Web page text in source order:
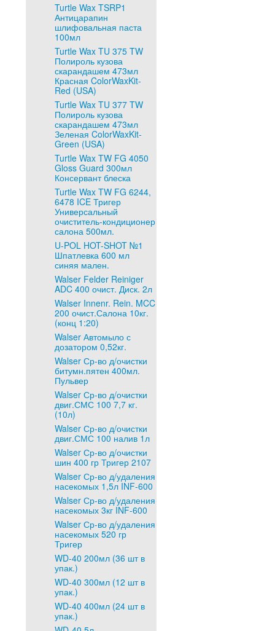
Turtle Wax TSRP1
Антицарапин
шлифовальная паста
100мл
Turtle Wax TU 375 TW
Полироль кузова
скарандашем 473мл
Красная ColorWaxKit-
Red (USA)
Turtle Wax TU 377 TW
Полироль кузова
скарандашем 473мл
Зеленая ColorWaxKit-
Green (USA)
Turtle Wax TW FG 4050
Gloss Guard 300мл
Консервант блеска
Turtle Wax TW FG 6244,
6478 ICE Тригер
Универсальный
очиститель-кондиционер
салона 500мл.
U-POL HOT-SHOT №1
Шпатлевка 600 мл
синяя мален.
Walser Felder Reiniger
ADC 400 очист. Диск. 2л
Walser Innenr. Rein. MCC
200 очист.Салона 10кг.
(конц 1:20)
Walser Автомыло с
дозатором 0,52кг.
Walser Ср-во д/очистки
битумн.пятен 400мл.
Пульвер
Walser Ср-во д/очистки
двиг.СМС 100 7,7 кг.
(10л)
Walser Ср-во д/очистки
двиг.СМС 100 налив 1л
Walser Ср-во д/очистки
шин 400 гр Тригер 2107
Walser Ср-во д/удаления
насекомых 1,5л INF-600
Walser Ср-во д/удаления
насекомых 3кг INF-600
Walser Ср-во д/удаления
насекомых 520 гр
Тригер
WD-40 200мл (36 шт в
упак.)
WD-40 300мл (12 шт в
упак.)
WD-40 400мл (24 шт в
упак.)